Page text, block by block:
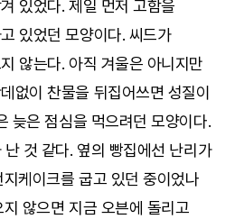
있었다. 제일 먼저 고함을
있었던 모양이다. 씨드가
않는다. 아직 겨울은 아니지만
없이 찬물을 뒤집어쓰면 성질이
늦은 점심을 먹으려던 모양이다.
것 같다. 옆의 빵집에선 난리가
케이크를 굽고 있던 중이었나
않으면 지금 오븐에 돌리고